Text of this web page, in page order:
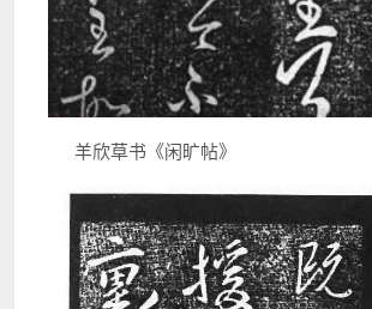
羊欣草书《闲旷帖》